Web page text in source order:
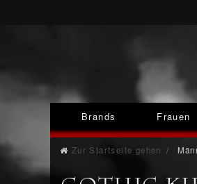
Brands Frauen
Zur Startseite gehen